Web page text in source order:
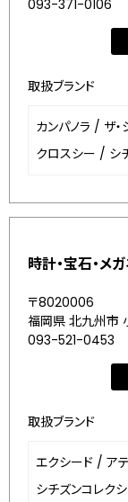
093-371-0106
取扱ブランド
カンパノラ / ザ
クロスシー / シ
時計・宝石・メ
〒8020006
福岡県 北九州市
093-521-0453
取扱ブランド
エクシード / ア
シチズンコレク